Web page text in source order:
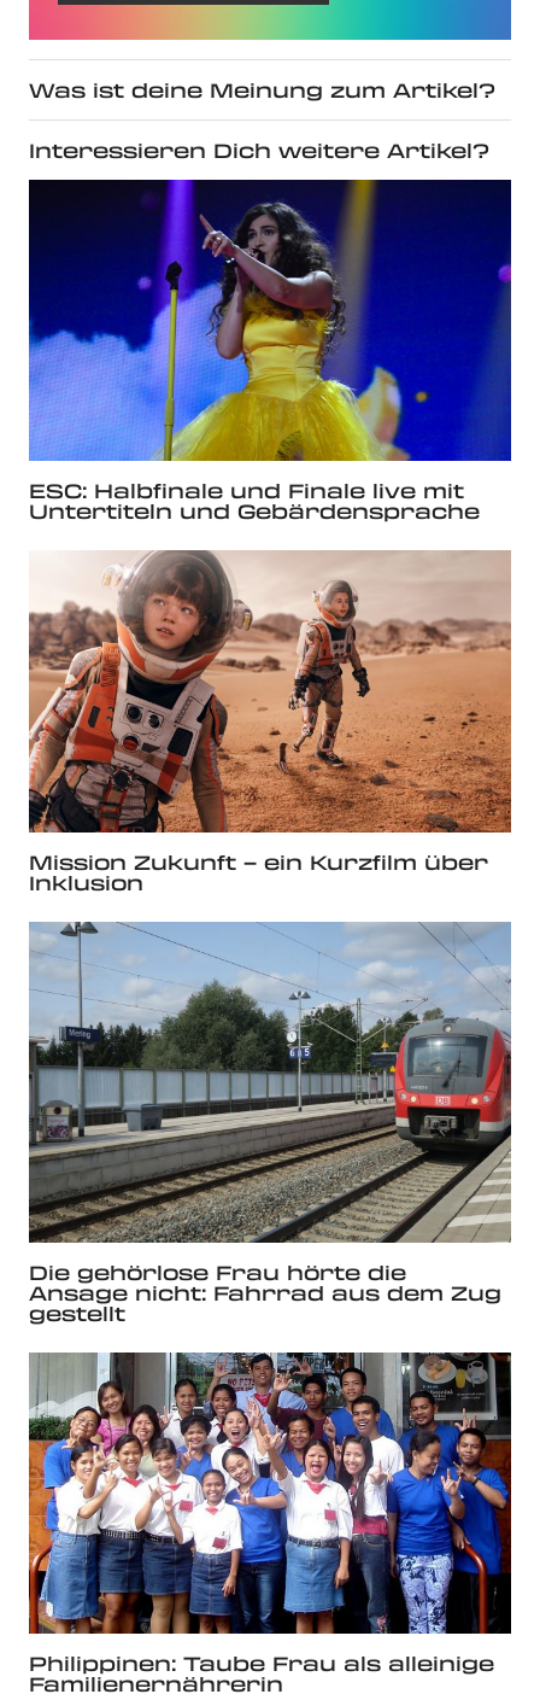
Was ist deine Meinung zum Artikel?
Interessieren Dich weitere Artikel?
ESC: Halbfinale und Finale live mit
Untertiteln und Gebärdensprache
Mission Zukunft – ein Kurzfilm über
Inklusion
Die gehörlose Frau hörte die
Ansage nicht: Fahrrad aus dem Zug
gestellt
Philippinen: Taube Frau als alleinige
Familienernährerin